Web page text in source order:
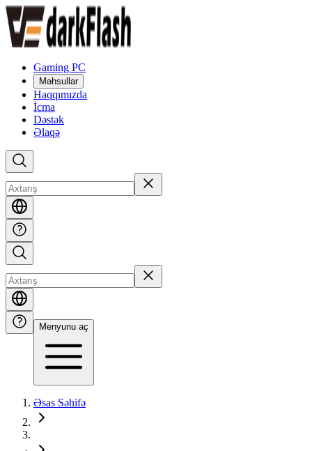
Gaming PC
Məhsullar
Haqqımızda
İcma
Dəstək
Əlaqə
Menyunu aç
Əsas Səhifə